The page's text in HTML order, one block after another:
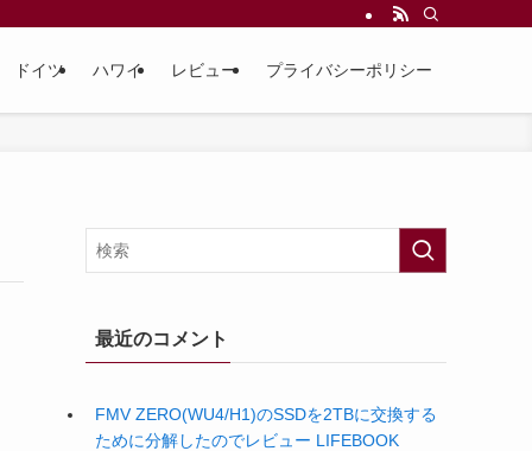
ドイツ ハワイ レビュー プライバシーポリシー
最近のコメント
FMV ZERO(WU4/H1)のSSDを2TBに交換する
ために分解したのでレビュー LIFEBOOK